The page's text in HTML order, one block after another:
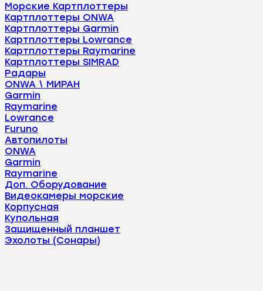
Морские Картплоттеры
Картплоттеры ONWA
Картплоттеры Garmin
Картплоттеры Lowrance
Картплоттеры Raymarine
Картплоттеры SIMRAD
Радары
ONWA \ МИРАН
Garmin
Raymarine
Lowrance
Furuno
Автопилоты
ONWA
Garmin
Raymarine
Доп. Оборудование
Видеокамеры морские
Корпусная
Купольная
Защищенный планшет
Эхолоты (Сонары)